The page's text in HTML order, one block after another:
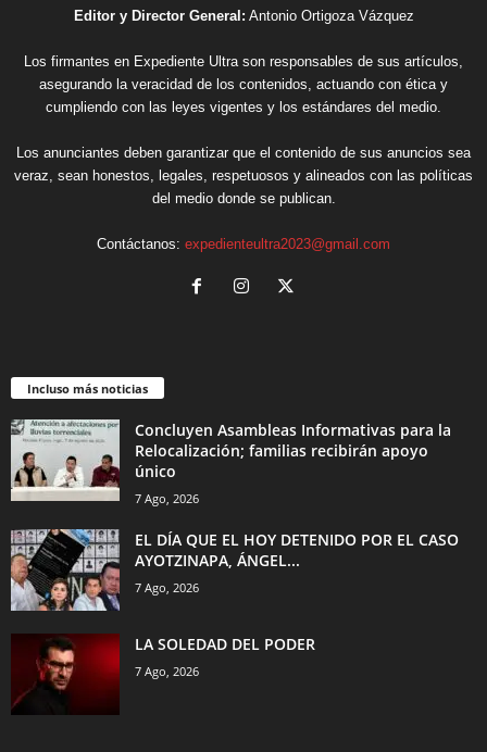
Editor y Director General: Antonio Ortigoza Vázquez
Los firmantes en Expediente Ultra son responsables de sus artículos,
asegurando la veracidad de los contenidos, actuando con ética y
cumpliendo con las leyes vigentes y los estándares del medio.
Los anunciantes deben garantizar que el contenido de sus anuncios sea
veraz, sean honestos, legales, respetuosos y alineados con las políticas
del medio donde se publican.
Contáctanos: expedienteultra2023@gmail.com
Incluso más noticias
Concluyen Asambleas Informativas para la
Relocalización; familias recibirán apoyo
único
7 Ago, 2026
EL DÍA QUE EL HOY DETENIDO POR EL CASO
AYOTZINAPA, ÁNGEL...
7 Ago, 2026
LA SOLEDAD DEL PODER
7 Ago, 2026